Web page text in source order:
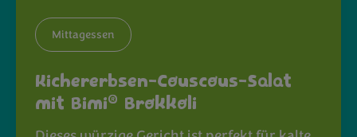
Mittagessen
Kichererbsen-Couscous-Salat
mit Bimi® Brokkoli